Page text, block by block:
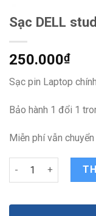
Sạc DELL
250.000₫
Sạc pin Laptop
Bảo hành 1 đổi 1
Miễn phí vẫn
Sạc DELL studio